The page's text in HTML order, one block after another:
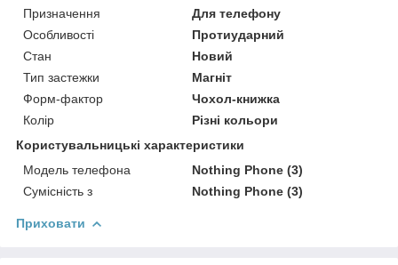
Призначення
Для телефону
Особливості
Протиударний
Стан
Новий
Тип застежки
Магніт
Форм-фактор
Чохол-книжка
Колір
Різні кольори
Користувальницькі характеристики
Модель телефона
Nothing Phone (3)
Сумісність з
Nothing Phone (3)
Приховати